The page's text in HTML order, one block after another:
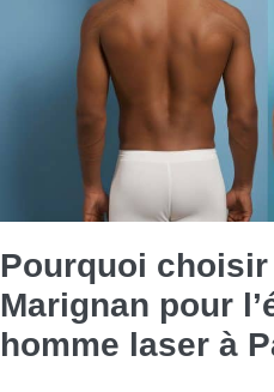
Pourquoi
Marignan pour
homme laser à